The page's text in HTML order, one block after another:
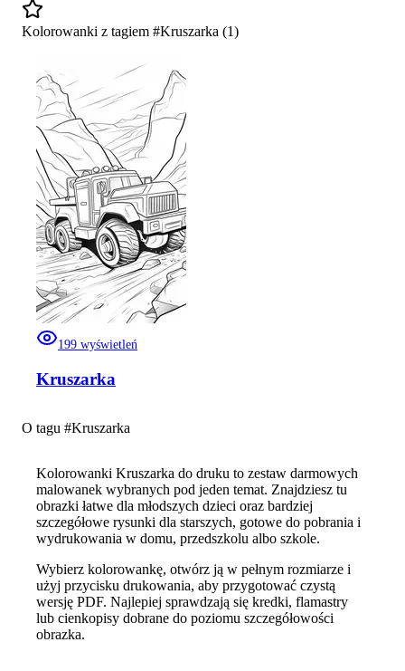
Kolorowanki z tagiem #Kruszarka (1)
199 wyświetleń
Kruszarka
O tagu #Kruszarka
Kolorowanki Kruszarka do druku to zestaw darmowych
malowanek wybranych pod jeden temat. Znajdziesz tu
obrazki łatwe dla młodszych dzieci oraz bardziej
szczegółowe rysunki dla starszych, gotowe do pobrania i
wydrukowania w domu, przedszkolu albo szkole.
Wybierz kolorowankę, otwórz ją w pełnym rozmiarze i
użyj przycisku drukowania, aby przygotować czystą
wersję PDF. Najlepiej sprawdzają się kredki, flamastry
lub cienkopisy dobrane do poziomu szczegółowości
obrazka.